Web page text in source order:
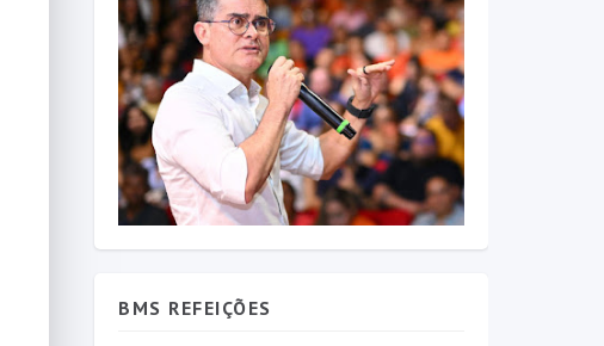
BMS REFEIÇÕES